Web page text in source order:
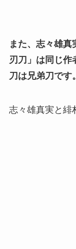
また、志々雄
刃刀」は同じ作
刀は兄弟刀です。
志々雄真実と緋